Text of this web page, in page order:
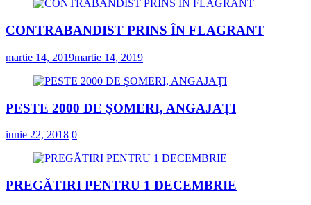
CONTRABANDIST PRINS ÎN FLAGRANT
martie 14, 2019martie 14, 2019
PESTE 2000 DE ŞOMERI, ANGAJAŢI
iunie 22, 2018 0
PREGĂTIRI PENTRU 1 DECEMBRIE